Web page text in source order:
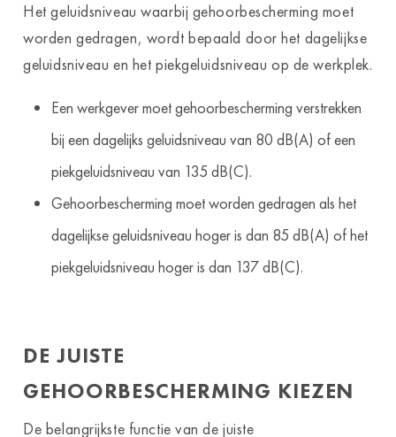
Het geluidsniveau waarbij gehoorbescherming moet
worden gedragen, wordt bepaald door het dagelijkse
geluidsniveau en het piekgeluidsniveau op de werkplek.
Een werkgever moet gehoorbescherming verstrekken
bij een dagelijks geluidsniveau van 80 dB(A) of een
piekgeluidsniveau van 135 dB(C).
Gehoorbescherming moet worden gedragen als het
dagelijkse geluidsniveau hoger is dan 85 dB(A) of het
piekgeluidsniveau hoger is dan 137 dB(C).
DE JUISTE
GEHOORBESCHERMING KIEZEN
De belangrijkste functie van de juiste